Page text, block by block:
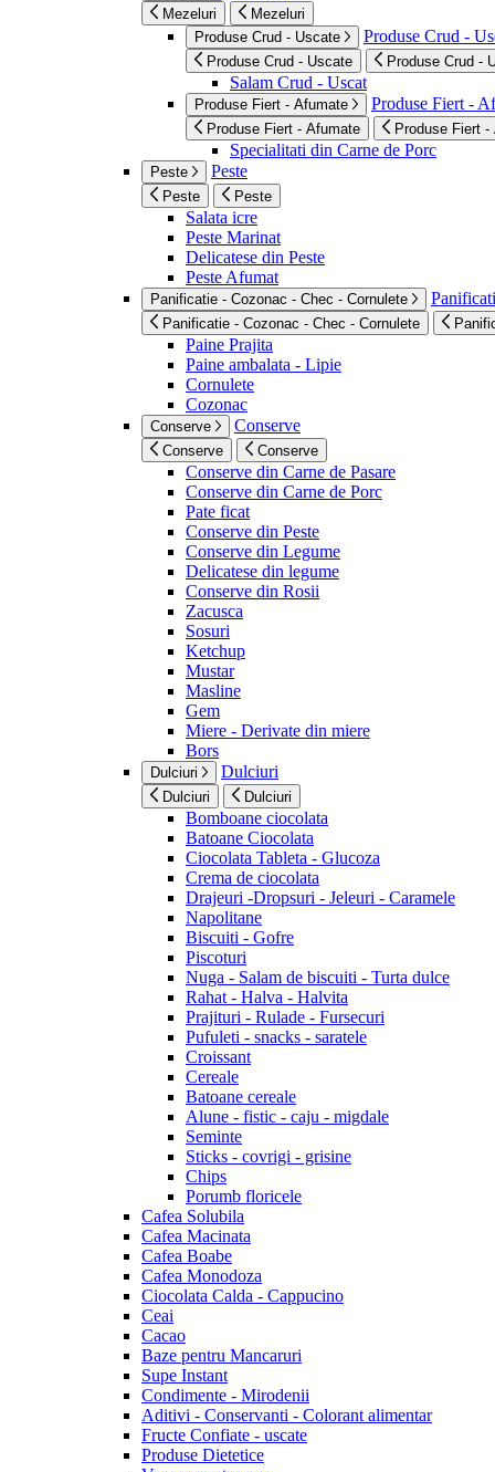
Mezeluri
Mezeluri
Produse Crud - Uscate
Produse Crud -
Produse Crud - Uscate Produse Crud -
Salam Crud - Uscat
Produse Fiert - Afumate Produse Fiert -
Produse Fiert - Afumate Produse Fiert -
Specialitati din Carne de Porc
Peste Peste
Peste Peste
Salata icre
Peste Marinat
Delicatese din Peste
Peste Afumat
Panificatie - Cozonac - Chec - Cornulete
Panificatie - Cozonac - Chec - Cornulete
Paine Prajita
Paine ambalata - Lipie
Cornulete
Cozonac
Conserve Conserve
Conserve Conserve
Conserve din Carne de Pasare
Conserve din Carne de Porc
Pate ficat
Conserve din Peste
Conserve din Legume
Delicatese din legume
Conserve din Rosii
Zacusca
Sosuri
Ketchup
Mustar
Masline
Gem
Miere - Derivate din miere
Bors
Dulciuri Dulciuri
Dulciuri Dulciuri
Bomboane ciocolata
Batoane Ciocolata
Ciocolata Tableta - Glucoza
Crema de ciocolata
Drajeuri -Dropsuri - Jeleuri - Caramele
Napolitane
Biscuiti - Gofre
Piscoturi
Nuga - Salam de biscuiti - Turta dulce
Rahat - Halva - Halvita
Prajituri - Rulade - Fursecuri
Pufuleti - snacks - saratele
Croissant
Cereale
Batoane cereale
Alune - fistic - caju - migdale
Seminte
Sticks - covrigi - grisine
Chips
Porumb floricele
Cafea Solubila
Cafea Macinata
Cafea Boabe
Cafea Monodoza
Ciocolata Calda - Cappucino
Ceai
Cacao
Baze pentru Mancaruri
Supe Instant
Condimente - Mirodenii
Aditivi - Conservanti - Colorant alimentar
Fructe Confiate - uscate
Produse Dietetice